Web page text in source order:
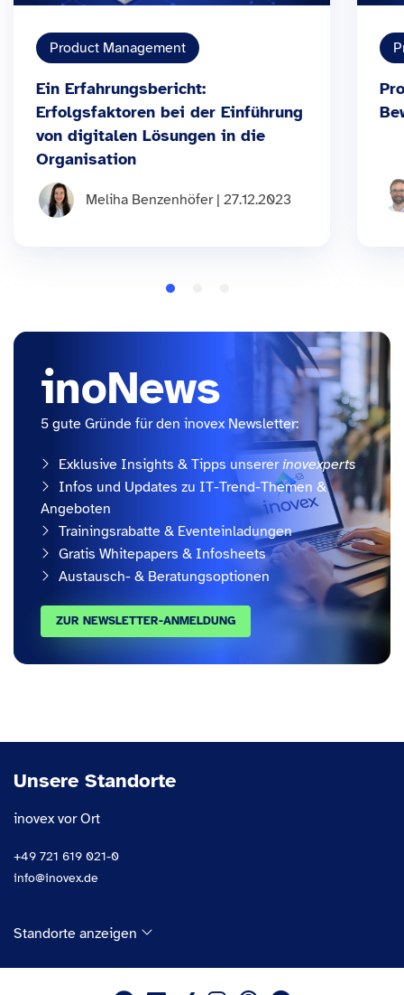
Product Management
Ein Erfahrungsbericht:
Erfolgsfaktoren bei der Einführung
von digitalen Lösungen in die
Organisation
Meliha Benzenhöfer | 27.12.2023
inoNews
5 gute Gründe für den inovex Newsletter:
Exklusive Insights & Tipps unsererinovexperts
Infos und Updates zu IT-Trend-Themen &
Angeboten
Trainingsrabatte & Eventeinladungen
Gratis Whitepapers & Infosheets
Austausch- & Beratungsoptionen
ZUR NEWSLETTER-ANMELDUNG
Unsere Standorte
inovex vor Ort
+49 721 619 021-0
info@inovex.de
Standorte anzeigen